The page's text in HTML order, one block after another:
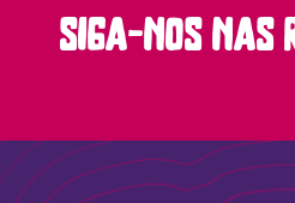
siga-nos nas